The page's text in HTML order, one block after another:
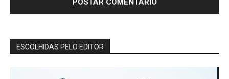
ESCOLHIDAS PELO EDITOR